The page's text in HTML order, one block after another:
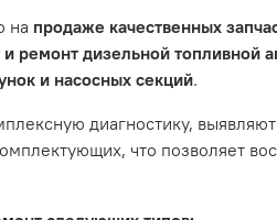
на следующие случаи:
который подвержен
и т.д.
установкой или
на продаже качественных
ремонт дизельной топливной
и насосных секций.
диагностику,
что позволяет